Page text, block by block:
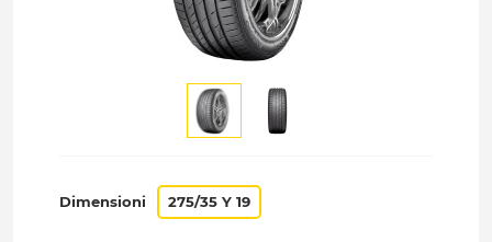
Dimensioni 275/35 Y 19